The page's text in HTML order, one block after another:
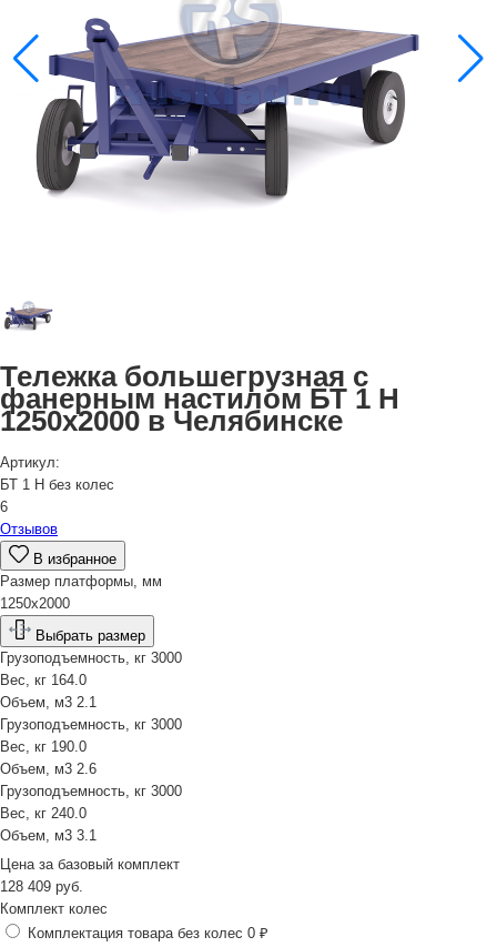
Тележка большегрузная с
фанерным настилом БТ 1 Н
1250х2000 в Челябинске
Артикул:
БТ 1 Н без колес
6
Отзывов
В избранное
Размер платформы, мм
1250х2000
Выбрать размер
Грузоподъемность, кг 3000
Вес, кг 164.0
Объем, м3 2.1
Грузоподъемность, кг 3000
Вес, кг 190.0
Объем, м3 2.6
Грузоподъемность, кг 3000
Вес, кг 240.0
Объем, м3 3.1
Цена за базовый комплект
128 409 руб.
Комплект колес
Комплектация товара без колес 0 ₽